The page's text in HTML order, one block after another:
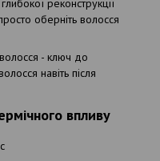
реконструкції
оберніть волосся
- ключ до
навіть після
впливу